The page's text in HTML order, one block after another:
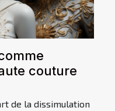
couture
de la dissimulation